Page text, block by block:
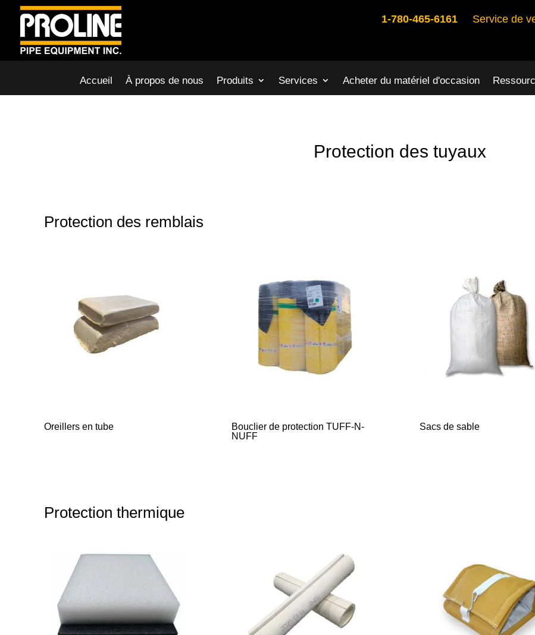
1-780-465-6161 Service de
Accueil À propos de nous Produits Services Acheter du matériel d'occasion
Protection des tuyaux
Protection des remblais
Oreillers en tube
Bouclier de protection TUFF-N-
NUFF
Sacs de sable
Protection thermique